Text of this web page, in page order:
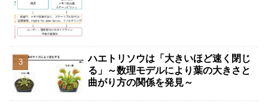
ハエトリソウは「大きいほど速く閉じ
る」～数理モデルにより葉の大きさと
曲がり方の関係を発見～